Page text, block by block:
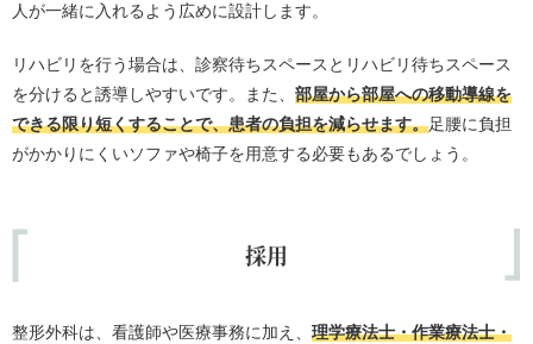
人が一緒に入れるよう広めに設計します。
リハビリを行う場合は、診察待ちスペースとリハビリ待ちスペース
を分けると誘導しやすいです。また、 部屋から部屋への移動導線を
できる限り短くすることで、患者の負担を減らせます。足腰に負担
がかかりにくいソファや椅子を用意する必要もあるでしょう。
採用
整形外科は、看護師や医療事務に加え、 理学療法士・作業療法士・